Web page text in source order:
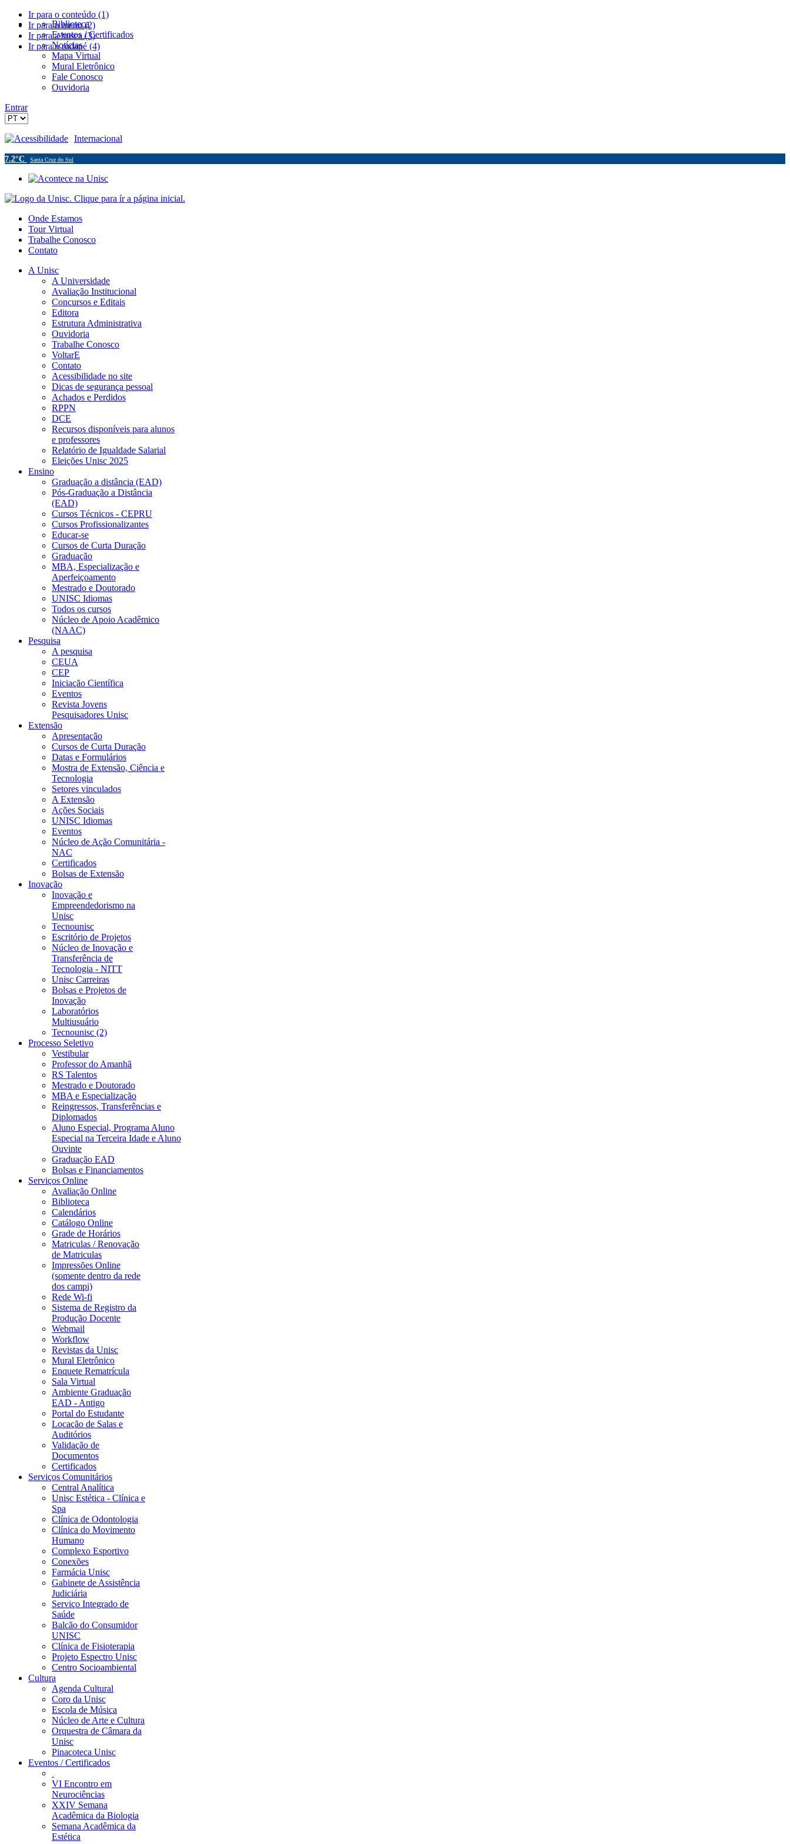
Ir para o conteúdo (1)
Ir para o menu (2)
Ir para a busca (3)
Ir para o rodapé (4)
Biblioteca
Eventos / Certificados
Notícias
Mapa Virtual
Mural Eletrônico
Fale Conosco
Ouvidoria
Entrar
Acessibilidade Internacional
7.2°C Santa Cruz do Sul
Onde Estamos
Tour Virtual
Trabalhe Conosco
Contato
A Unisc
A Universidade
Avaliação Institucional
Concursos e Editais
Editora
Estrutura Administrativa
Ouvidoria
Trabalhe Conosco
VoltarE
Contato
Acessibilidade no site
Dicas de segurança pessoal
Achados e Perdidos
RPPN
DCE
Recursos disponíveis para alunos
e professores
Relatório de Igualdade Salarial
Eleições Unisc 2025
Ensino
Graduação a distância (EAD)
Pós-Graduação a Distância
(EAD)
Cursos Técnicos - CEPRU
Cursos Profissionalizantes
Educar-se
Cursos de Curta Duração
Graduação
MBA, Especialização e
Aperfeiçoamento
Mestrado e Doutorado
UNISC Idiomas
Todos os cursos
Núcleo de Apoio Acadêmico
(NAAC)
Pesquisa
A pesquisa
CEUA
CEP
Iniciação Científica
Eventos
Revista Jovens
Pesquisadores Unisc
Extensão
Apresentação
Cursos de Curta Duração
Datas e Formulários
Mostra de Extensão, Ciência e
Tecnologia
Setores vinculados
A Extensão
Ações Sociais
UNISC Idiomas
Eventos
Núcleo de Ação Comunitária -
NAC
Certificados
Bolsas de Extensão
Inovação
Inovação e
Empreendedorismo na
Unisc
Tecnounisc
Escritório de Projetos
Núcleo de Inovação e
Transferência de
Tecnologia - NITT
Unisc Carreiras
Bolsas e Projetos de
Inovação
Laboratórios
Multiusuário
Tecnounisc (2)
Processo Seletivo
Vestibular
Professor do Amanhã
RS Talentos
Mestrado e Doutorado
MBA e Especialização
Reingressos, Transferências e
Diplomados
Aluno Especial, Programa Aluno
Especial na Terceira Idade e Aluno
Ouvinte
Graduação EAD
Bolsas e Financiamentos
Serviços Online
Avaliação Online
Biblioteca
Calendários
Catálogo Online
Grade de Horários
Matriculas / Renovação
de Matriculas
Impressões Online
(somente dentro da rede
dos campi)
Rede Wi-fi
Sistema de Registro da
Produção Docente
Webmail
Workflow
Revistas da Unisc
Mural Eletrônico
Enquete Rematrícula
Sala Virtual
Ambiente Graduação
EAD - Antigo
Portal do Estudante
Locação de Salas e
Auditórios
Validação de
Documentos
Certificados
Serviços Comunitários
Central Analítica
Unisc Estética - Clínica e
Spa
Clínica de Odontologia
Clínica do Movimento
Humano
Complexo Esportivo
Conexões
Farmácia Unisc
Gabinete de Assistência
Judiciária
Serviço Integrado de
Saúde
Balcão do Consumidor
UNISC
Clínica de Fisioterapia
Projeto Espectro Unisc
Centro Socioambiental
Cultura
Agenda Cultural
Coro da Unisc
Escola de Música
Núcleo de Arte e Cultura
Orquestra de Câmara da
Unisc
Pinacoteca Unisc
Eventos / Certificados
VI Encontro em
Neurociências
XXIV Semana
Acadêmica da Biologia
Semana Acadêmica da
Estética